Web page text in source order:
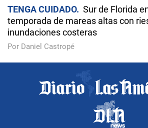
TENGA CUIDADO
Sur de Florida
temporada de mareas altas con
inundaciones costeras
Por Daniel Castropé